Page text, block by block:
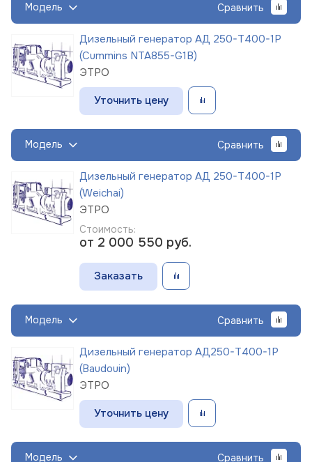
Модель Сравнить
Дизельный генератор АД 250-Т400-1Р
(Cummins NTA855-G1B)
ЭТРО
Уточнить цену
Модель Сравнить
Дизельный генератор АД 250-Т400-1Р
(Weichai)
ЭТРО
Стоимость:
от 2 000 550 руб.
Заказать
Модель Сравнить
Дизельный генератор АД250-Т400-1Р
(Baudouin)
ЭТРО
Уточнить цену
Модель Сравнить